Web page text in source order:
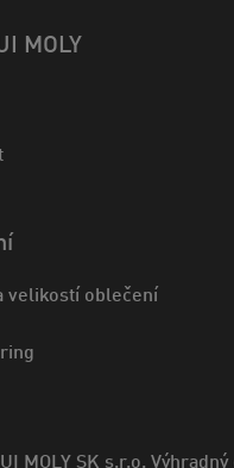
MOLY
velikostí oblečení
MOLY SK s.r.o. Výhradný